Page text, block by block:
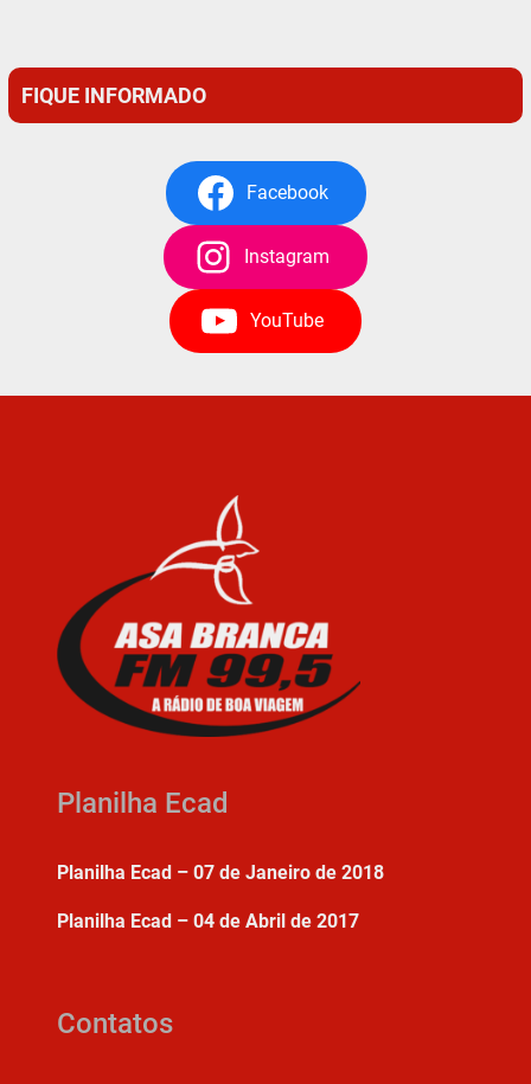
FIQUE INFORMADO
Facebook
Instagram
YouTube
Planilha Ecad
Planilha Ecad – 07 de Janeiro de 2018
Planilha Ecad – 04 de Abril de 2017
Contatos